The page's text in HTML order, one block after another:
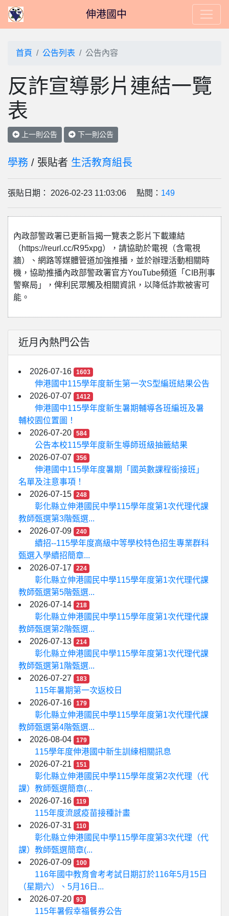
伸港國中
首頁 公告列表 公告內容
反詐宣導影片連結一覽
表
上一則公告 下一則公告
學務 / 張貼者 生活教育組長
張貼日期： 2026-02-23 11:03:06 點閱： 149
內政部警政署已更新旨揭一覽表之影片下載連結
（https://reurl.cc/R95xpg），請協助於電視（含電視
牆）、網路等媒體管道加強推播，並於辦理活動相關時
機，協助推播內政部警政署官方YouTube頻道「CIB刑事
警察局」，俾利民眾觸及相關資訊，以降低詐欺被害可
能。
近月內熱門公告
2026-07-16 1603
伸港國中115學年度新生第一次S型編班結果公告
2026-07-07
1412
伸港國中115學年度新生暑期輔導各班編班及暑
輔校園位置圖！
2026-07-20
584
公告本校115學年度新生導師班級抽籤結果
2026-07-07
356
伸港國中115學年度暑期「國英數課程銜接班」
名單及注意事項！
2026-07-15
248
彰化縣立伸港國民中學115學年度第1次代理代課
教師甄選第3階甄選...
2026-07-09
240
續招--115學年度高級中等學校特色招生專業群科
甄選入學續招簡章...
2026-07-17
224
彰化縣立伸港國民中學115學年度第1次代理代課
教師甄選第5階甄選...
2026-07-14
218
彰化縣立伸港國民中學115學年度第1次代理代課
教師甄選第2階甄選...
2026-07-13
214
彰化縣立伸港國民中學115學年度第1次代理代課
教師甄選第1階甄選...
2026-07-27
183
115年暑期第一次返校日
2026-07-16
179
彰化縣立伸港國民中學115學年度第1次代理代課
教師甄選第4階甄選...
2026-08-04
179
115學年度伸港國中新生訓練相關訊息
2026-07-21
151
彰化縣立伸港國民中學115學年度第2次代理（代
課）教師甄選簡章(...
2026-07-16
119
115年度流感疫苗接種計畫
2026-07-31
110
彰化縣立伸港國民中學115學年度第3次代理（代
課）教師甄選簡章(...
2026-07-09
100
116年國中教育會考考試日期訂於116年5月15日
（星期六）、5月16日...
2026-07-20
93
115年暑假幸福餐券公告